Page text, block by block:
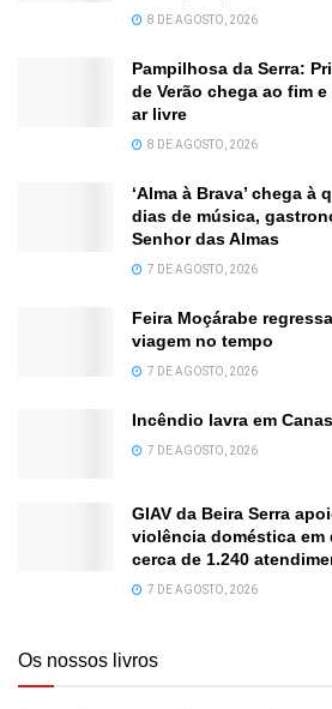
8 DE AGOSTO, 2026
Pampilhosa da Serra:
de Verão chega ao fim
ar livre
8 DE AGOSTO, 2026
‘Alma à Brava’ chega
dias de música,
Senhor das Almas
7 DE AGOSTO, 2026
Feira Moçárabe
viagem no tempo
7 DE AGOSTO, 2026
Incêndio lavra em
7 DE AGOSTO, 2026
GIAV da Beira Serra
violência doméstica em
cerca de 1.240
7 DE AGOSTO, 2026
Os nossos livros